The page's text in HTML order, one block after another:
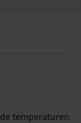
temperaturen